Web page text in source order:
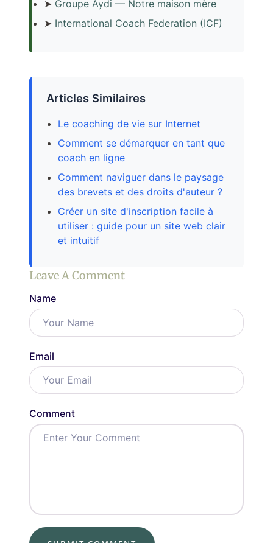
➤ Groupe Aydi — Notre maison mère
➤ International Coach Federation (ICF)
Articles Similaires
Le coaching de vie sur Internet
Comment se démarquer en tant que
coach en ligne
Comment naviguer dans le paysage
des brevets et des droits d'auteur ?
Créer un site d'inscription facile à
utiliser : guide pour un site web clair
et intuitif
Leave A Comment
Name
Email
Comment